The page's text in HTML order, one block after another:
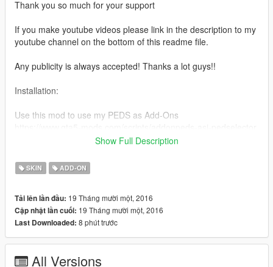
Thank you so much for your support
If you make youtube videos please link in the description to my
youtube channel on the bottom of this readme file.
Any publicity is always accepted! Thanks a lot guys!!
Installation:
Use this mod to use my PEDS as Add-Ons
ped you want to replace "example:ig_bankman"
www.patreon.com/quechus13
Model from:
XNALARA
If you feel like donating please by all means do it!
Show Full Description
SKIN ADD-ON
Tải lên lần đầu: 19 Tháng mười một, 2016
Cập nhật lần cuối: 19 Tháng mười một, 2016
Last Downloaded: 8 phút trước
All Versions